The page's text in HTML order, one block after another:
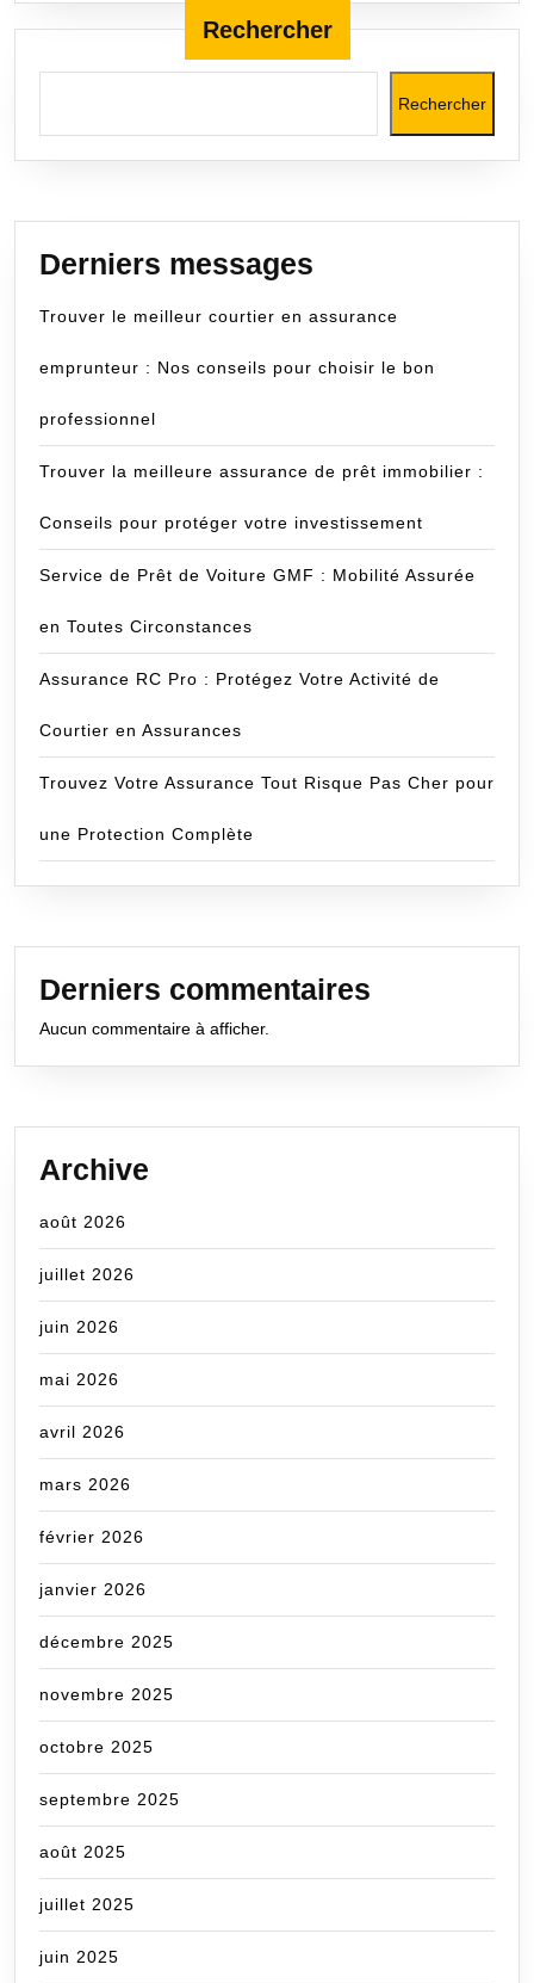
connaître
Rechercher
Rechercher
Derniers messages
Trouver le meilleur courtier en assurance
emprunteur : Nos conseils pour choisir le bon
professionnel
Trouver la meilleure assurance de prêt immobilier :
Conseils pour protéger votre investissement
Service de Prêt de Voiture GMF : Mobilité Assurée
en Toutes Circonstances
Assurance RC Pro : Protégez Votre Activité de
Courtier en Assurances
Trouvez Votre Assurance Tout Risque Pas Cher pour
une Protection Complète
Derniers commentaires
Aucun commentaire à afficher.
Archive
août 2026
juillet 2026
juin 2026
mai 2026
avril 2026
mars 2026
février 2026
janvier 2026
décembre 2025
novembre 2025
octobre 2025
septembre 2025
août 2025
juillet 2025
juin 2025